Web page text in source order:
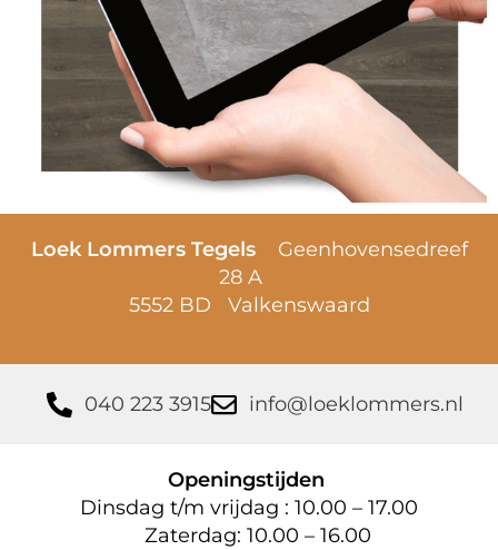
Loek Lommers Tegels Geenhovensedreef
28 A
5552 BD Valkenswaard
040 223 3915 info@loeklommers.nl
Openingstijden
Dinsdag t/m vrijdag : 10.00 – 17.00
Zaterdag: 10.00 – 16.00